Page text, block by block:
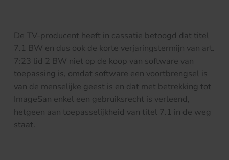
De TV-producent heeft in cassatie betoogd dat titel
7.1 BW en dus ook de korte verjaringstermijn van art.
7:23 lid 2 BW niet op de koop van software van
toepassing is, omdat software een voortbrengsel is
van de menselijke geest is en dat met betrekking tot
ImageSan enkel een gebruiksrecht is verleend,
hetgeen aan toepasselijkheid van titel 7.1 in de weg
staat.